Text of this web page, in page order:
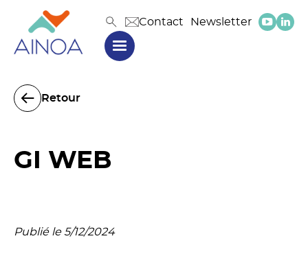
Contact Newsletter
Retour
GI WEB
Publié le 5/12/2024